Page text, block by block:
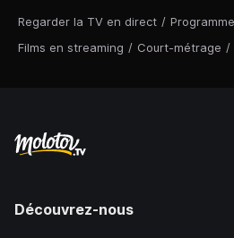
Regarder la TV en direct /
Films en streaming / Court-métrage /
Découvrez-nous